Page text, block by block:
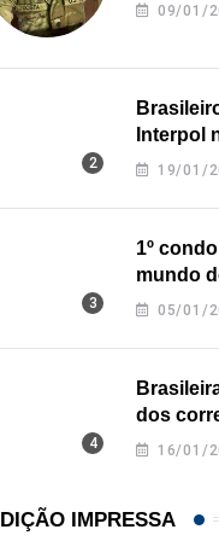
reconhecido
09/01/
Interpol
pode19/01/
1º
mundo
05/01/
dos
16/01/
IMPRESSA